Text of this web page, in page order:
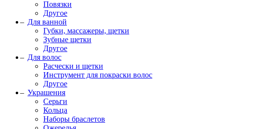
Повязки
Другое
Для ванной
Губки, массажеры, щетки
Зубные щетки
Другое
Для волос
Расчески и щетки
Инструмент для покраски волос
Другое
Украшения
Серьги
Кольца
Наборы браслетов